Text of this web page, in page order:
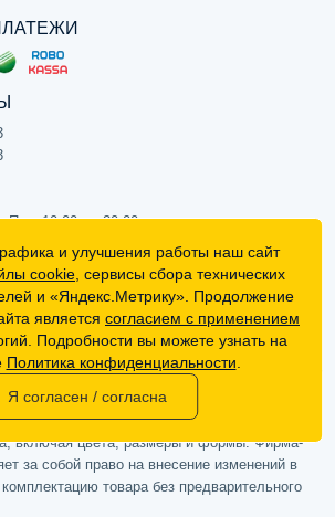
Пт с 10:00 до 20:00
13с1
этаж, офис 1
магазин NiceBike © 2012 - 2026
носит ознакомительный характер, не
(определяемой положениями Статьи 437
и не может в полной мере передавать
о свойствах, комплектации и
включая цвета, размеры и формы. Фирма-
за собой право на внесение изменений в
товара без предварительного
и улучшения работы наш сайт
cookie , сервисы сбора технических
и «Яндекс.Метрику». Продолжение
является согласием с применением
Подробности вы можете узнать на
Политика конфиденциальности
Я согласен / согласна